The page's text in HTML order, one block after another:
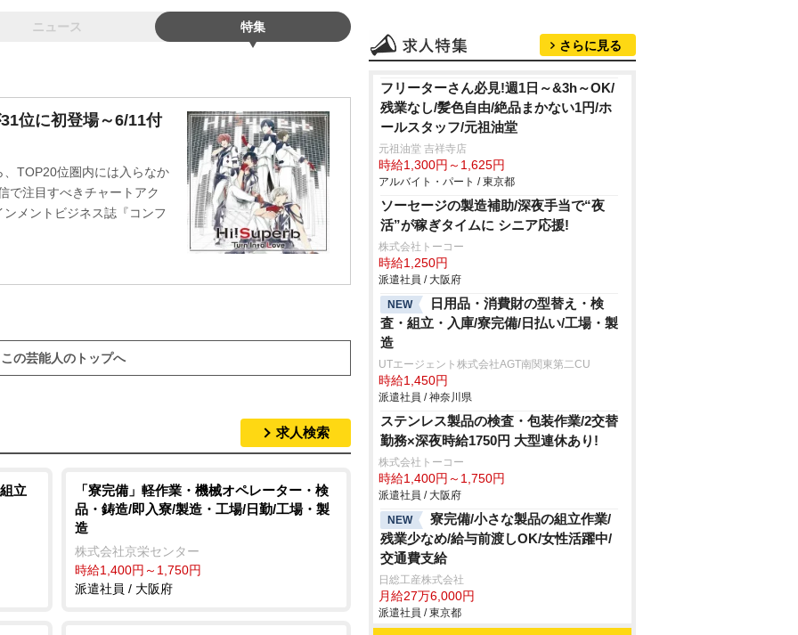
ニュース 特集
位に初登場～6/11付
TOP20位圏内には入らなか
で注目すべきチャートアク
メントビジネス誌『コンフ
この芸能人のトップへ
求人検索
立
「寮完備」軽作業・機械オペレーター・検
品・鋳造/即入寮/製造・工場/日勤/工場・製
造
株式会社京栄センター
時給1,400円～1,750円
派遣社員 / 大阪府
さらに見る
フリーターさん必見!週1日～&3h～OK/
残業なし/髪色自由/絶品まかない1円/ホ
ールスタッフ/元祖油堂
元祖油堂 吉祥寺店
時給1,300円～1,625円
アルバイト・パート / 東京都
ソーセージの製造補助/深夜手当で“夜
活”が稼ぎタイムに シニア応援!
株式会社トーコー
時給1,250円
派遣社員 / 大阪府
NEW
日用品・消費財の型替え・検
査・組立・入庫/寮完備/日払い/工場・製
造
UTエージェント株式会社AGT南関東第二CU
時給1,450円
派遣社員 / 神奈川県
ステンレス製品の検査・包装作業/2交替
勤務×深夜時給1750円 大型連休あり!
株式会社トーコー
時給1,400円～1,750円
派遣社員 / 大阪府
NEW
寮完備/小さな製品の組立作業/
残業少なめ/給与前渡しOK/女性活躍中/
交通費支給
日総工産株式会社
月給27万6,000円
派遣社員 / 東京都